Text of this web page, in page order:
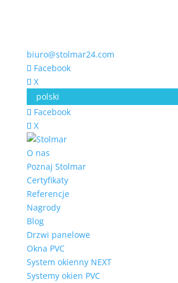
biuro@stolmar24.com
Facebook
X
polski
Facebook
X
O nas
Poznaj Stolmar
Certyfikaty
Referencje
Nagrody
Blog
Drzwi panelowe
Okna PVC
System okienny NEXT
Systemy okien PVC